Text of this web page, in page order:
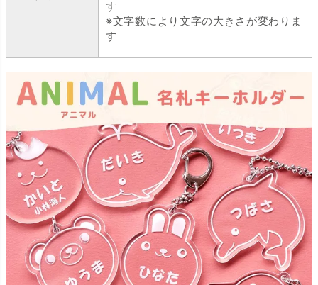
す
※文字数により文字の大きさが変わりま
す